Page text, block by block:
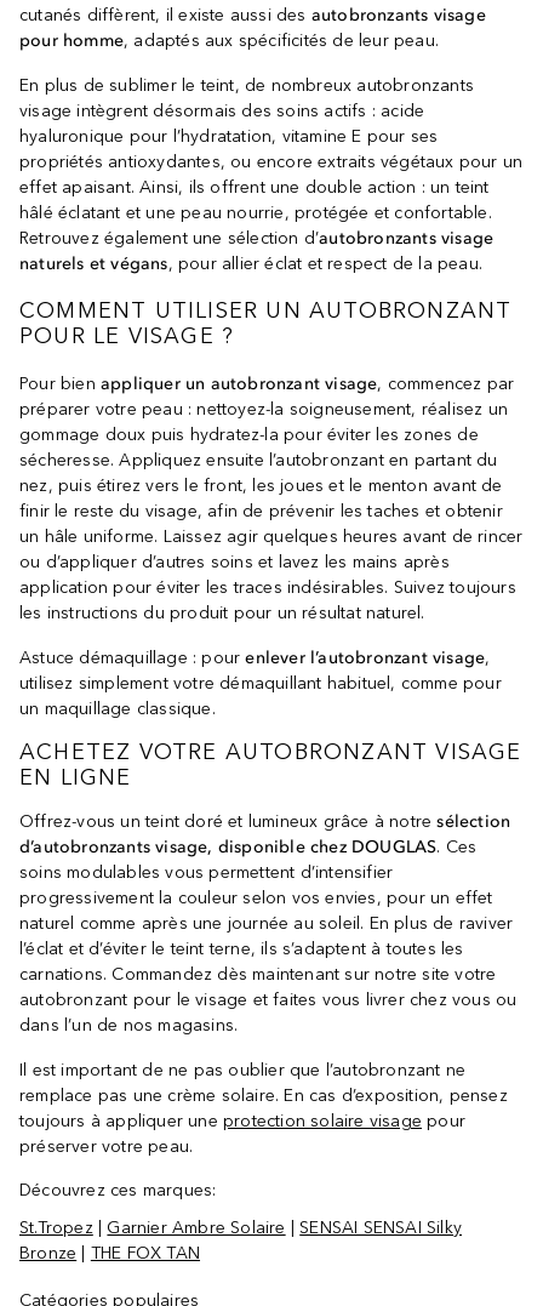
cutanés diffèrent, il existe aussi des autobronzants visage
pour homme, adaptés aux spécificités de leur peau.
En plus de sublimer le teint, de nombreux autobronzants
visage intègrent désormais des soins actifs : acide
hyaluronique pour l’hydratation, vitamine E pour ses
propriétés antioxydantes, ou encore extraits végétaux pour un
effet apaisant. Ainsi, ils offrent une double action : un teint
hâlé éclatant et une peau nourrie, protégée et confortable.
Retrouvez également une sélection d’autobronzants visage
naturels et végans, pour allier éclat et respect de la peau.
COMMENT UTILISER UN AUTOBRONZANT
POUR LE VISAGE ?
Pour bien appliquer un autobronzant visage, commencez par
préparer votre peau : nettoyez-la soigneusement, réalisez un
gommage doux puis hydratez-la pour éviter les zones de
sécheresse. Appliquez ensuite l’autobronzant en partant du
nez, puis étirez vers le front, les joues et le menton avant de
finir le reste du visage, afin de prévenir les taches et obtenir
un hâle uniforme. Laissez agir quelques heures avant de rincer
ou d’appliquer d’autres soins et lavez les mains après
application pour éviter les traces indésirables. Suivez toujours
les instructions du produit pour un résultat naturel.
Astuce démaquillage : pourenlever l’autobronzant visage,
utilisez simplement votre démaquillant habituel, comme pour
un maquillage classique.
ACHETEZ VOTRE AUTOBRONZANT VISAGE
EN LIGNE
Offrez-vous un teint doré et lumineux grâce à notresélection
d’autobronzants visage, disponible chez DOUGLAS. Ces
soins modulables vous permettent d’intensifier
progressivement la couleur selon vos envies, pour un effet
naturel comme après une journée au soleil. En plus de raviver
l’éclat et d’éviter le teint terne, ils s’adaptent à toutes les
carnations. Commandez dès maintenant sur notre site votre
autobronzant pour le visage et faites vous livrer chez vous ou
dans l’un de nos magasins.
Il est important de ne pas oublier que l’autobronzant ne
remplace pas une crème solaire. En cas d’exposition, pensez
toujours à appliquer une protection solaire visage pour
préserver votre peau.
Découvrez ces marques:
St.Tropez| Garnier Ambre Solaire |SENSAI SENSAI Silky
Bronze
THE FOX TAN
Catégories populaires